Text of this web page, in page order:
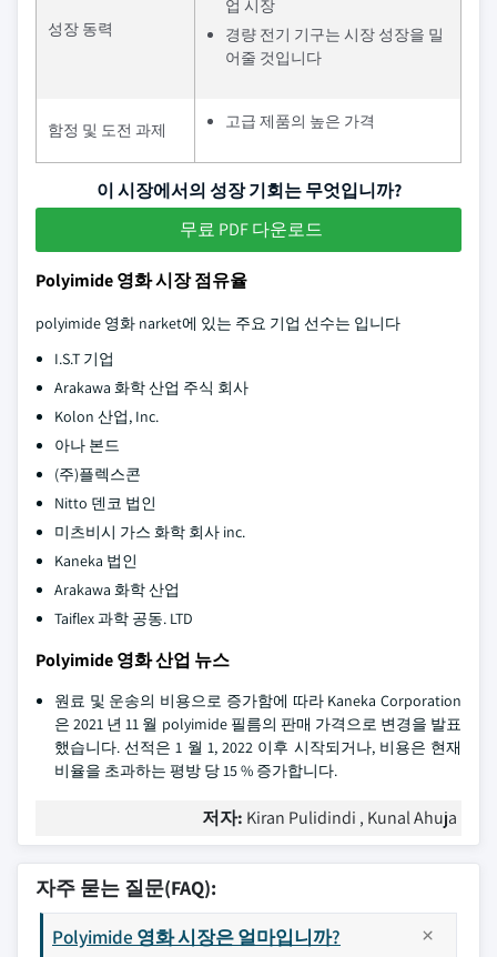
성장 동력
업 시장
경량 전기 기구는 시장 성장을 밀
어줄 것입니다
함정 및 도전 과제 고급 제품의 높은 가격
이 시장에서의 성장 기회는 무엇입니까?
무료 PDF 다운로드
Polyimide 영화 시장 점유율
polyimide 영화 narket에 있는 주요 기업 선수는 입니다
I.S.T 기업
Arakawa 화학 산업 주식 회사
Kolon 산업, Inc.
아나 본드
(주)플렉스콘
Nitto 덴코 법인
미츠비시 가스 화학 회사 inc.
Kaneka 법인
Arakawa 화학 산업
Taiflex 과학 공동. LTD
Polyimide 영화 산업 뉴스
원료 및 운송의 비용으로 증가함에 따라 Kaneka Corporation
은 2021 년 11 월 polyimide 필름의 판매 가격으로 변경을 발표
했습니다. 선적은 1 월 1, 2022 이후 시작되거나, 비용은 현재
비율을 초과하는 평방 당 15 % 증가합니다.
저자: Kiran Pulidindi , Kunal Ahuja
자주 묻는 질문(FAQ):
Polyimide 영화 시장은 얼마입니까?